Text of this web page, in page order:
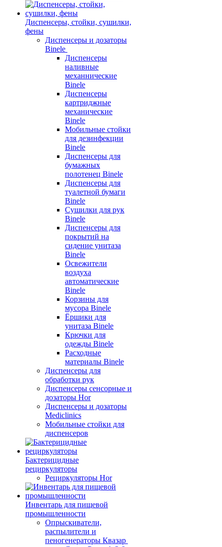
Диспенсеры, стойки, сушилки,
фены
Диспенсеры и дозаторы
Binele
Диспенсеры
наливные
механнические
Binele
Диспенсеры
картриджные
механические
Binele
Мобильные стойки
для дезинфекции
Binele
Диспенсеры для
бумажных
полотенец Binele
Диспенсеры для
туалетной бумаги
Binele
Сушилки для рук
Binele
Диспенсеры для
покрытий на
сидение унитаза
Binele
Освежители
воздуха
автоматические
Binele
Корзины для
мусора Binele
Ёршики для
унитаза Binele
Крючки для
одежды Binele
Расходные
материалы Binele
Диспенсеры для
обработки рук
Диспенсеры сенсорные и
дозаторы Hor
Диспенсеры и дозаторы
Mediclinics
Мобильные стойки для
диспенсеров
Бактерицидные
рециркуляторы
Рециркуляторы Hor
Инвентарь для пищевой
промышленности
Опрыскиватели,
распылители и
пеногенераторы Квазар